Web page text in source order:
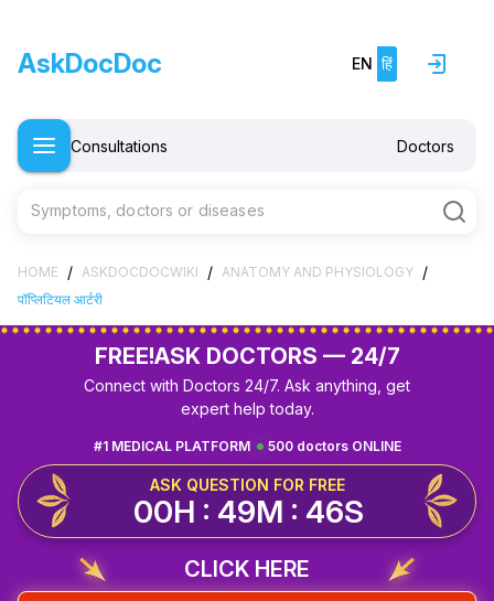
AskDocDoc EN हिं
Consultations Doctors
Symptoms, doctors or diseases
HOME / ASKDOCDOCWIKI / ANATOMY AND PHYSIOLOGY /
पॉप्लिटियल आर्टरी
FREE!ASK DOCTORS — 24/7
Connect with Doctors 24/7. Ask anything, get
expert help today.
500 doctors ONLINE
#1 MEDICAL PLATFORM
ASK QUESTION FOR FREE
00H : 49M : 45S
CLICK HERE